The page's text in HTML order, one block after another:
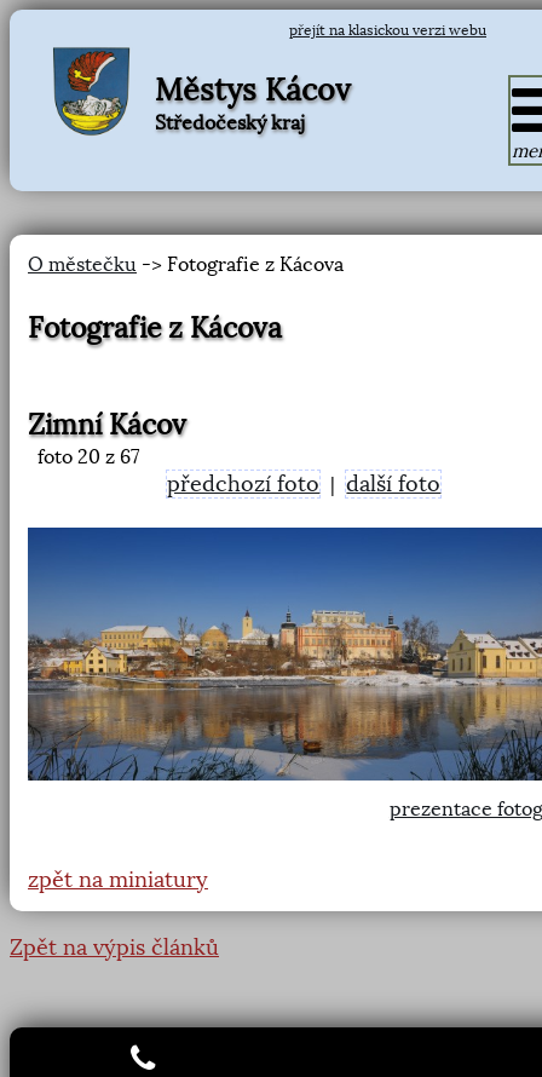
přejít na klasickou verzi webu
Městys Kácov
Středočeský kraj
O městečku -> Fotografie z Kácova
Fotografie z Kácova
Zimní Kácov
foto 20 z 67
předchozí foto |další foto
prezentace
zpět na miniatury
Zpět na výpis článků